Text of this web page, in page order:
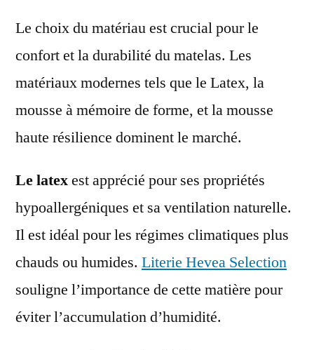
Le choix du matériau est crucial pour le
confort et la durabilité du matelas. Les
matériaux modernes tels que le Latex, la
mousse à mémoire de forme, et la mousse
haute résilience dominent le marché.
Le latexest apprécié pour ses propriétés
hypoallergéniques et sa ventilation naturelle.
Il est idéal pour les régimes climatiques plus
chauds ou humides. Literie Hevea Selection
souligne l’importance de cette matière pour
éviter l’accumulation d’humidité.